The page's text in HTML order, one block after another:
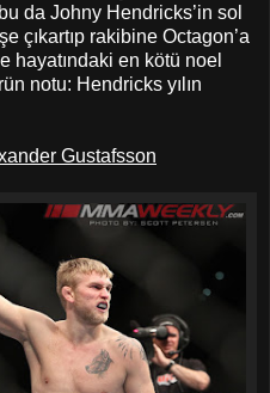
da Johny Hendricks’in sol
çıkartıp rakibine Octagon’a
hayatındaki en kötü noel
notu: Hendricks yılın
Gustafsson